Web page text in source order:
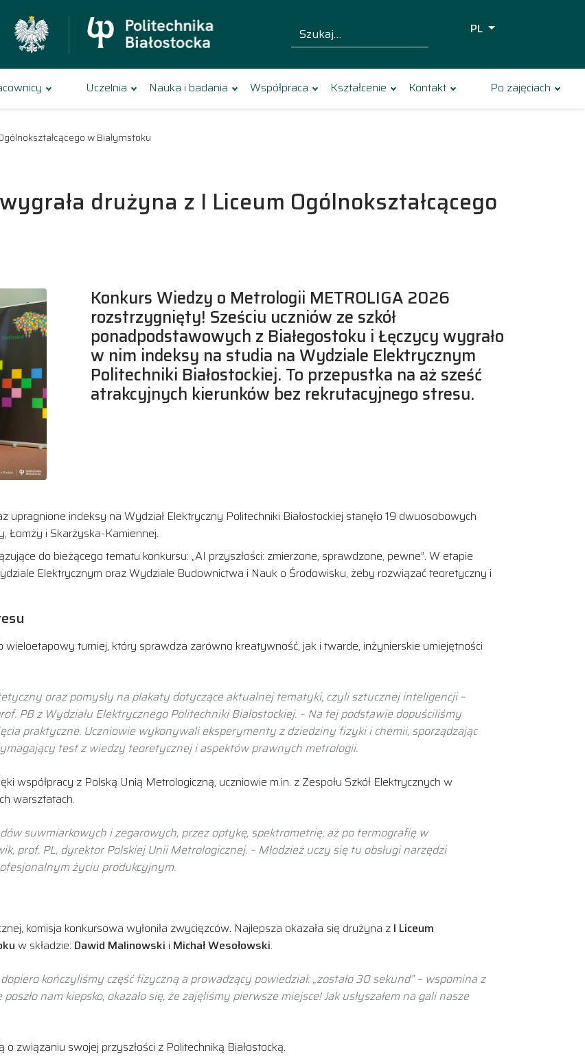
Szukaj dla:
PL
Uczelnia Nauka i badania Współpraca Kształcenie Kontakt Po zajęciach
w Białymstoku
drużyna z I Liceum Ogólnokształcącego
Konkurs Wiedzy o Metrologii METROLIGA 2026
rozstrzygnięty! Sześciu uczniów ze szkół
ponadpodstawowych z Białegostoku i Łęczycy wygrało
w nim indeksy na studia na Wydziale Elektrycznym
Politechniki Białostockiej. To przepustka na aż sześć
atrakcyjnych kierunków bez rekrutacyjnego stresu.
indeksy na Wydział Elektryczny Politechniki Białostockiej stanęło 19 dwuosobowych
Łomży i Skarżyska-Kamiennej.
do bieżącego tematu konkursu: „AI przyszłości: zmierzone, sprawdzone, pewne”. W etapie
Elektrycznym oraz Wydziale Budownictwa i Nauk o Środowisku, żeby rozwiązać teoretyczny i
wieloetapowy turniej, który sprawdza zarówno kreatywność, jak i twarde, inżynierskie umiejętności
oraz pomysły na plakaty dotyczące aktualnej tematyki, czyli sztucznej inteligencji –
PB z Wydziału Elektrycznego Politechniki Białostockiej. – Na tej podstawie dopuściliśmy
praktyczne. Uczniowie wykonywali eksperymenty z dziedziny fizyki i chemii, sporządzając
test z wiedzy teoretycznej i aspektów prawnych metrologii.
współpracy z Polską Unią Metrologiczną, uczniowie m.in. z Zespołu Szkół Elektrycznych w
warsztatach.
suwmiarkowych i zegarowych, przez optykę, spektrometrię, aż po termografię w
prof. PL, dyrektor Polskiej Unii Metrologicznej. – Młodzież uczy się tu obsługi narzędzi
życiu produkcyjnym.
komisja konkursowa wyłoniła zwycięzców. Najlepsza okazała się drużyna z I Liceum
w składzie: Dawid Malinowski i Michał Wesołowski.
kończyliśmy część fizyczną a prowadzący powiedział: „zostało 30 sekund” – wspomina z
nam kiepsko, okazało się, że zajęliśmy pierwsze miejsce! Jak usłyszałem na gali nasze
związaniu swojej przyszłości z Politechniką Białostocką.